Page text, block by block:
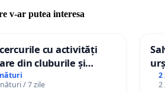
v-ar putea interesa
cu activități
din cluburile și
/ 7 zile
2
2